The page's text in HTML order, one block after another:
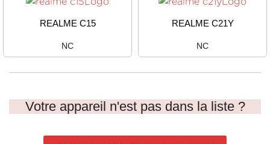
REALME C15
NC
REALME C21Y
NC
Votre appareil n'est pas dans la liste ?